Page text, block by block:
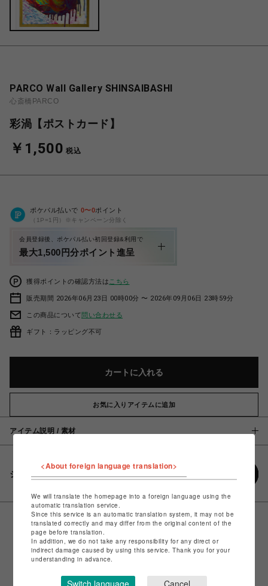
PARCO Wall Gallery SHINSAIBASHI
心斎橋PARCO
彩渦【ポストカード】
￥1,500 税込
ポケパル払いで 0〜0ポイント
（1P=1円）※キャンペーン分除く
会員登録後、ポケパル払い初回登録&利用で
最大1,500円分ポイント進呈
獲得ポイントの確認方法は こちら
販売期間 2026年06月23日 00時00分 〜 2026年09月06日 23時59分
この商品について問い合わせる
ギフト：ラッピング不可
カートに入れる
お気に入りアイテムに追加
アイテム説明 / 素材
シェアする
<About foreign language translation>
We will translate the homepage into a foreign language using the
automatic translation service.
Since this service is an automatic translation system, it may not be
translated correctly and may differ from the original content of the
page before translation.
In addition, we do not take any responsibility for any direct or
indirect damage caused by using this service. Thank you for your
understanding in advance.
Switch language Cancel